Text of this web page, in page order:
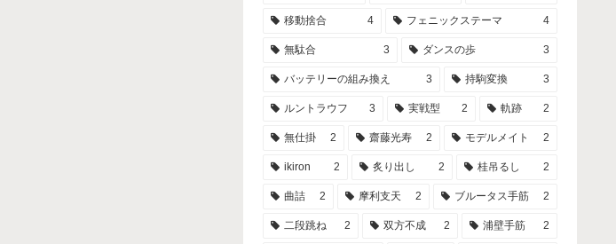
移動捨合 4 フェニックステーマ 4
無駄合 3 ダンスの歩 3
バッテリーの組み換え 3 持駒変換 3
ルントラウフ 3 実戦型 2 軌跡 2
無仕掛 2 齋藤光寿 2 モデルメイト 2
ikiron 2 炙り出し 2 桂吊るし 2
曲詰 2 摩利支天 2 ブルータス手筋 2
二段跳ね 2 双方不成 2 浦壁手筋 2